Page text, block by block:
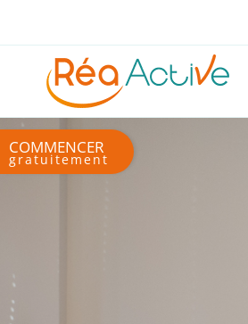
Bascule
de
barre
coulissante